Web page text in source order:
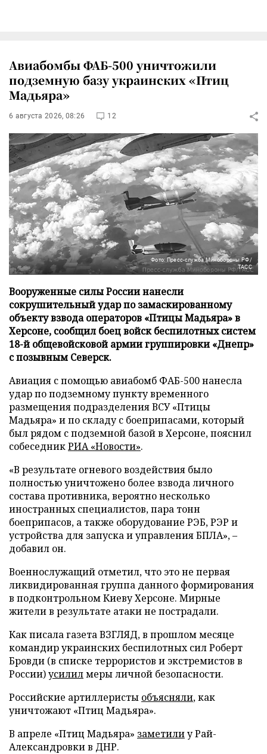
Авиабомбы ФАБ-500 уничтожили
подземную базу украинских «Птиц
Мадьяра»
6 августа 2026, 08:26 12
Фото: Пресс-служба Минобороны РФ/
ТАСС
Вооруженные силы России нанесли
сокрушительный удар по замаскированному
объекту взвода операторов «Птицы Мадьяра» в
Херсоне, сообщил боец войск беспилотных систем
18-й общевойсковой армии группировки «Днепр»
с позывным Северск.
Авиация с помощью авиабомб ФАБ-500 нанесла
удар по подземному пункту временного
размещения подразделения ВСУ «Птицы
Мадьяра» и по складу с боеприпасами, который
был рядом с подземной базой в Херсоне, пояснил
собеседникРИА «Новости».
«В результате огневого воздействия было
полностью уничтожено более взвода личного
состава противника, вероятно несколько
иностранных специалистов, пара тонн
боеприпасов, а также оборудование РЭБ, РЭР и
устройства для запуска и управления БПЛА», –
добавил он.
Военнослужащий отметил, что это не первая
ликвидированная группа данного формирования
в подконтрольном Киеву Херсоне. Мирные
жители в результате атаки не пострадали.
Как писала газета ВЗГЛЯД, в прошлом месяце
командир украинских беспилотных сил Роберт
Бровди (в списке террористов и экстремистов в
России)усилилмеры личной безопасности.
Российские артиллеристы объясняли, как
уничтожают «Птиц Мадьяра».
В апреле «Птиц Мадьяра» заметилиу Рай-
Александровки в ДНР.